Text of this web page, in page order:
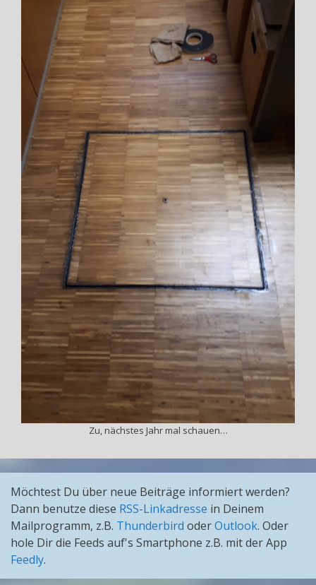
Zu, nächstes Jahr mal schauen…
Möchtest Du über neue Beiträge informiert werden?
Dann benutze diese RSS-Linkadresse in Deinem
Mailprogramm, z.B. Thunderbird oderOutlook. Oder
hole Dir die Feeds auf's Smartphone z.B. mit der App
Feedly.